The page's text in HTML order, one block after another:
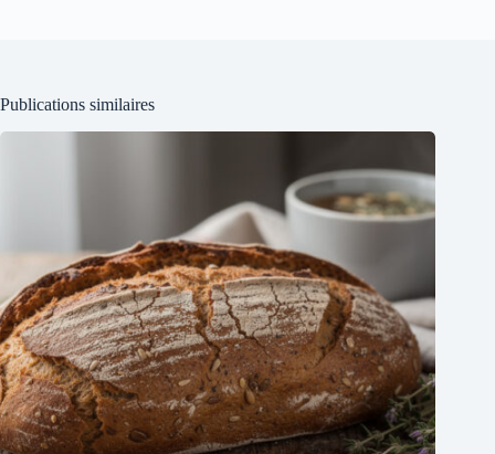
Publications similaires